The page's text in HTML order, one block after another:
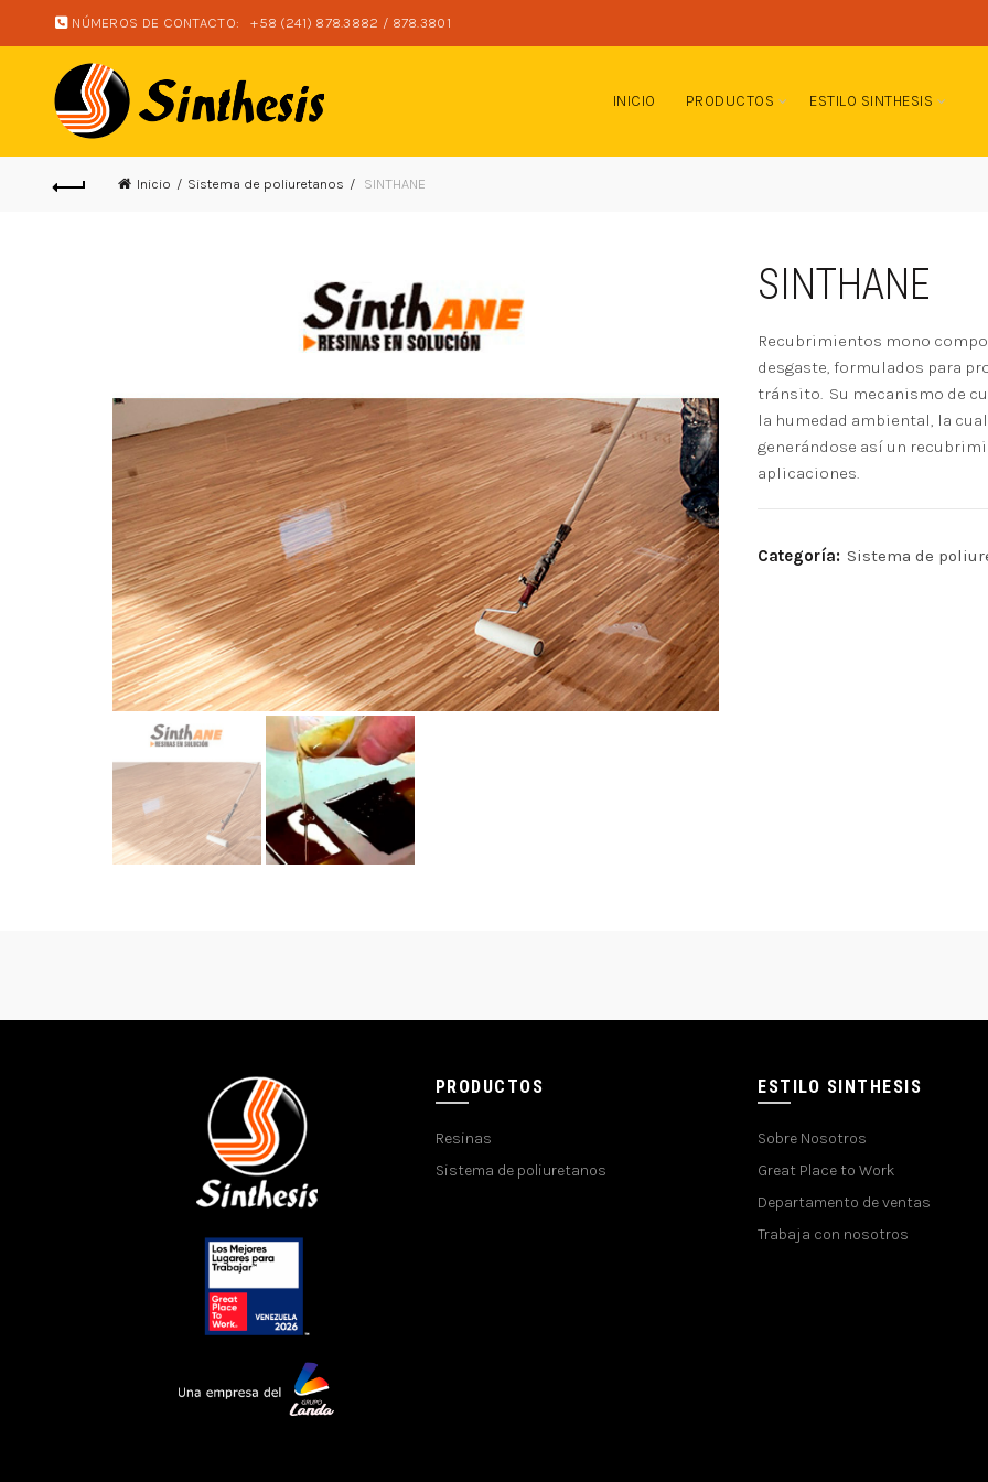
NÚMEROS DE CONTACTO: +58 (241) 878.3882 / 878.3801
INICIO PRODUCTOS ESTILO SINTHESIS
Inicio Sistema de poliuretanos SINTHANE
SINTHANE
Recubrimientos mono
desgaste, formulados para
tránsito. Su mecanismo de
la humedad ambiental, la
generándose así un
aplicaciones.
Categoría: Sistema de
PRODUCTOS
Resinas
Sistema de poliuretanos
ESTILO SINTHESIS
Sobre Nosotros
Great Place to Work
Departamento de ventas
Trabaja con nosotros